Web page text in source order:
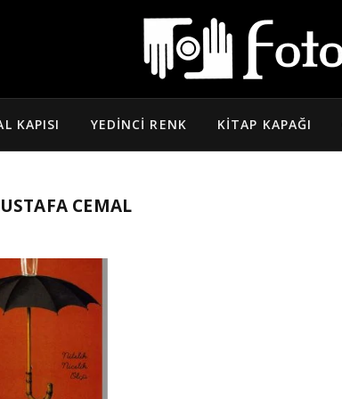
KAPISI YEDINCI RENK KITAP KAPAĞI
CEMAL